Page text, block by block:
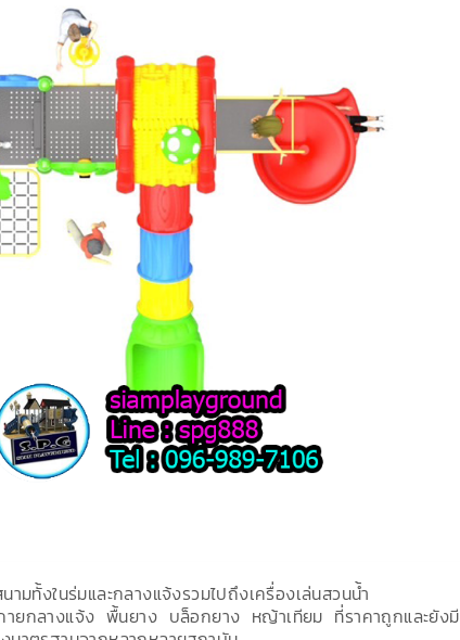
ามทั้งในร่มและกลางแจ้งรวมไปถึงเครื่องเล่นสวนน้ำ
ยกลางแจ้ง พื้นยาง บล็อกยาง หญ้าเทียม ที่ราคาถูกและยังมี